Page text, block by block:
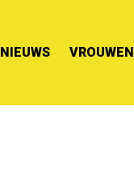
NIEUWS VROUWEN